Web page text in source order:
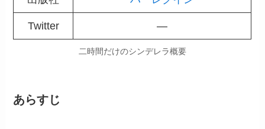
Twitter ―
二時間だけのシンデレラ概要
あらすじ